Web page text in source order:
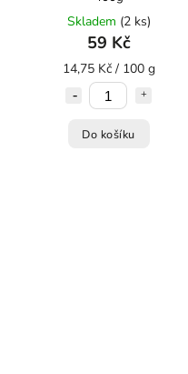
Skladem (2 ks)
59 Kč
14,75 Kč / 100 g
Do košíku